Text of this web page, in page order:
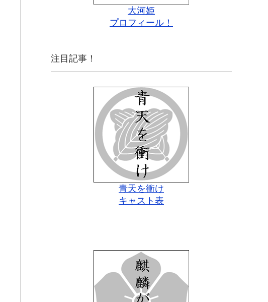
大河姫
プロフィール！
注目記事！
青天を衝け
キャスト表